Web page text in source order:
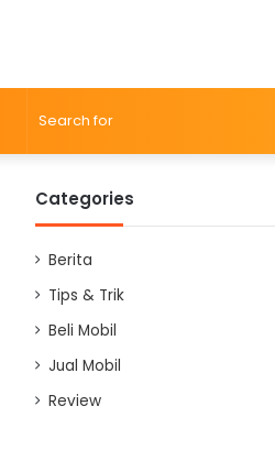
Categories
Berita
Tips & Trik
Beli Mobil
Jual Mobil
Review